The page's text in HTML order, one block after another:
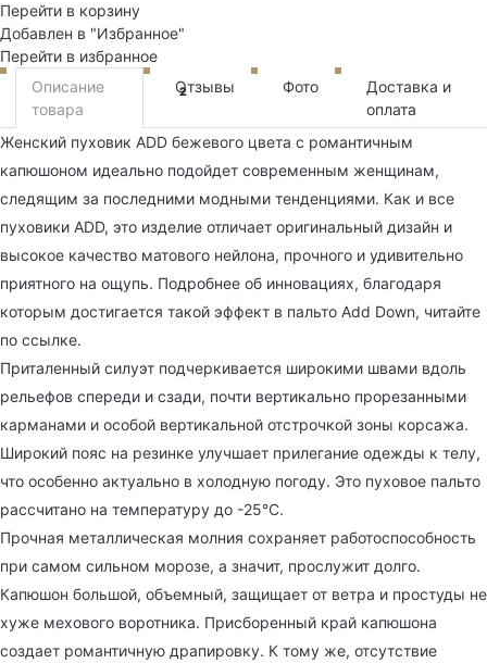
Перейти в корзину
Добавлен в "Избранное"
Перейти в избранное
Описание
товара
Отзывы
2 Фото
Доставка и
оплата
Женский пуховик ADD бежевого цвета с романтичным
капюшоном идеально подойдет современным женщинам,
следящим за последними модными тенденциями. Как и все
пуховики ADD, это изделие отличает оригинальный дизайн и
высокое качество матового нейлона, прочного и удивительно
приятного на ощупь. Подробнее об инновациях, благодаря
которым достигается такой эффект в пальто Add Down, читайте
по ссылке.
Приталенный силуэт подчеркивается широкими швами вдоль
рельефов спереди и сзади, почти вертикально прорезанными
карманами и особой вертикальной отстрочкой зоны корсажа.
Широкий пояс на резинке улучшает прилегание одежды к телу,
что особенно актуально в холодную погоду. Это пуховое пальто
рассчитано на температуру до -25°С.
Прочная металлическая молния сохраняет работоспособность
при самом сильном морозе, а значит, прослужит долго.
Капюшон большой, объемный, защищает от ветра и простуды не
хуже мехового воротника. Присборенный край капюшона
создает романтичную драпировку. К тому же, отсутствие